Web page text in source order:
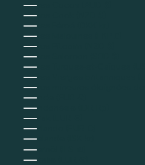
Îles Cocos (AUD $)
Îles Cook (NZD $)
Îles Féroé (DKK kr.)
Îles Malouines (FKP £)
Îles Pitcairn (NZD $)
Îles Salomon (SBD $)
Îles Turques-et-Caïques
Îles Vierges britanniques
Îles mineures éloignées
Inde (EUR €)
Indonésie (IDR Rp)
Irak (EUR €)
Irlande (EUR €)
Islande (ISK kr)
Israël (ILS ₪)
Italie (EUR €)